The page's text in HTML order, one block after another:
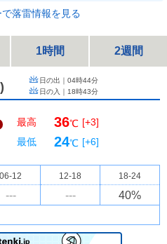
落雷情報を見る
1時間 2週間
) 日の出｜ 04時44分
日の入｜ 18時43分
最高 36℃ [+3]
最低
24℃ [+6]
06-12 12-18 18-24
--- --- 40%